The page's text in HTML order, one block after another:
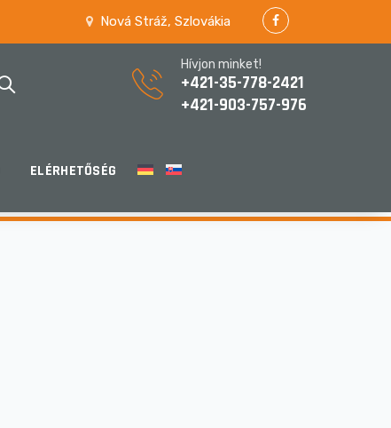
Nová Stráž, Szlovákia
Hívjon minket!
+421-35-778-2421
+421-903-757-976
ELÉRHETŐSÉG HOME